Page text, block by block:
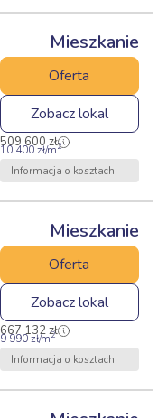
Mieszkanie
Oferta
Zobacz lokal
509 600 zł
10 400zł/m2
Informacja o kosztach
Mieszkanie
Oferta
Zobacz lokal
667 132zł
9 990zł/m2
Informacja o kosztach